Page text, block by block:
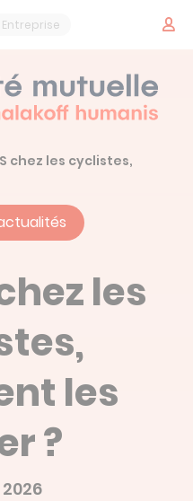
Entreprise
chez les cyclistes,
les
les
?